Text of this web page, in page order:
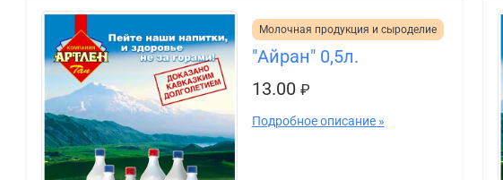
Молочная продукция и сыроделие
"Айран" 0,5л.
13.00 ₽
Подробное описание »